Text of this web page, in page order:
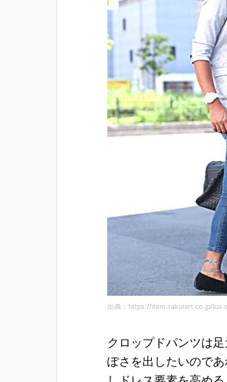
出典：https://item.rakuten.co.jp/lux-
クロップドパンツは
ぽさを出したいので